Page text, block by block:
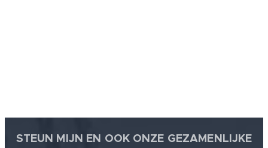
STEUN MIJN EN OOK ONZE GEZAMENLIJKE